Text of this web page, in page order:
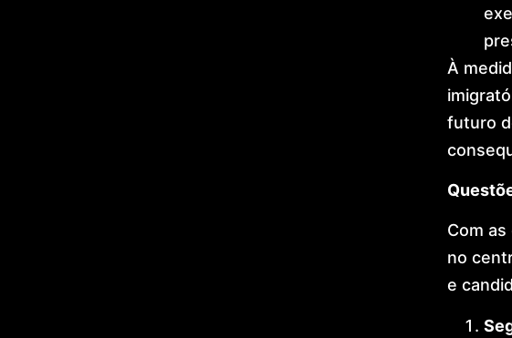
À
futuro
Com
no
e